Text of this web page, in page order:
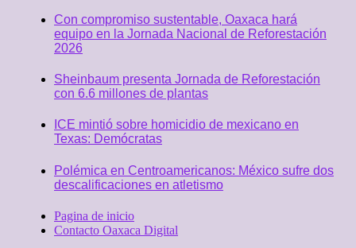
Con compromiso sustentable, Oaxaca hará
equipo en la Jornada Nacional de Reforestación
2026
Sheinbaum presenta Jornada de Reforestación
con 6.6 millones de plantas
ICE mintió sobre homicidio de mexicano en
Texas: Demócratas
Polémica en Centroamericanos: México sufre dos
descalificaciones en atletismo
Pagina de inicio
Contacto Oaxaca Digital